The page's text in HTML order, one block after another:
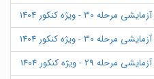
- ویژه کنکور 1404
- ویژه کنکور 1404
- ویژه کنکور 1404